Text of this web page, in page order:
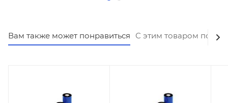
Вам также может понравиться С этим товаром